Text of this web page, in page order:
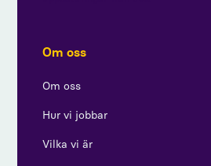
Om oss
Om oss
Hur vi jobbar
Vilka vi är